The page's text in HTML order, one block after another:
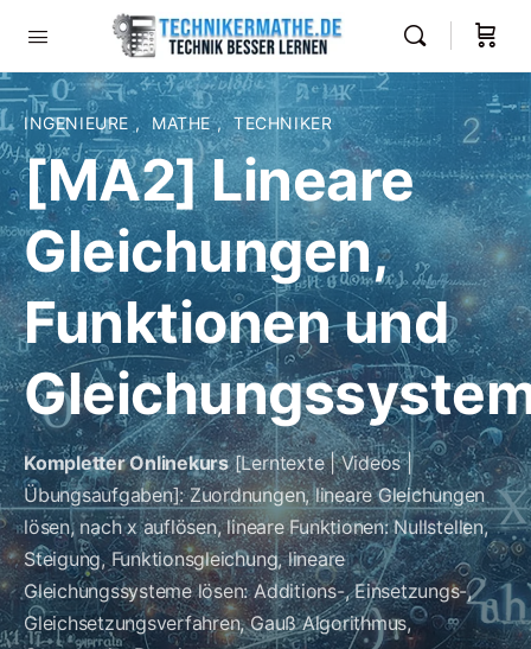
INGENIEURE, MATHE, TECHNIKER
[MA2] Lineare
Gleichungen,
Funktionen und
Kompletter Onlinekurs[Lerntexte | Videos |
Übungsaufgaben]: Zuordnungen, lineare Gleichungen
lösen, nach x auflösen, lineare Funktionen: Nullstellen,
Steigung, Funktionsgleichung, lineare
Gleichungssysteme lösen: Additions-, Einsetzungs-,
Gleichsetzungsverfahren, Gauß Algorithmus,